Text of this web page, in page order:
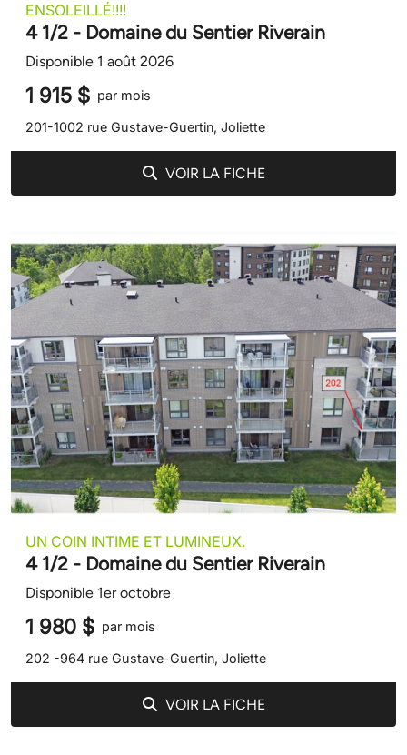
ENSOLEILLÉ!!!!
4 1/2 - Domaine du Sentier Riverain
Disponible 1 août 2026
1 915 $ par mois
201-1002 rue Gustave-Guertin, Joliette
VOIR LA FICHE
UN COIN INTIME ET LUMINEUX.
4 1/2 - Domaine du Sentier Riverain
Disponible 1er octobre
1 980 $ par mois
202 -964 rue Gustave-Guertin, Joliette
VOIR LA FICHE